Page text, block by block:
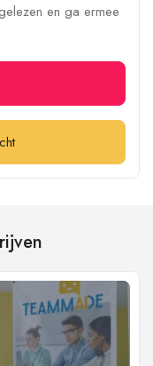
en ga ermee